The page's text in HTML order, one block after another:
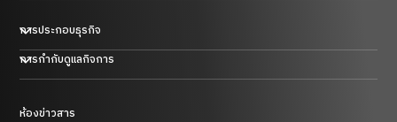
การประกอบธุรกิจ
ธุรกิจพลาสติก ยาง และโลหะ
ธุรกิจการค้า
ธุรกิจพลังงานในประเทศสาธารณรัฐประชาชนจีน
การกำกับดูแลกิจการ
การบริหารความเสี่ยงและการควบคุมภายใน
ห้องข่าวสาร